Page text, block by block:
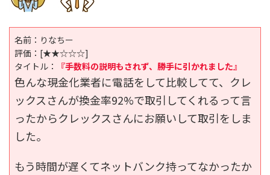
名前：りなちー
評価： [★★☆☆☆]
タイトル：
『手数料の説明もされず、勝手に引かれました』
色んな現金化業者に電話をして比較してて、クレ
ックスさんが換金率92%で取引してくれるって言
ったからクレックスさんにお願いして取引をしま
した。
もう時間が遅くてネットバンク持ってなかったか